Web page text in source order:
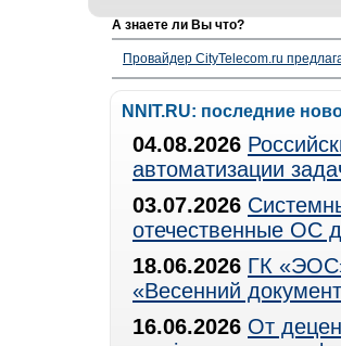
А знаете ли Вы что?
Провайдер CityTelecom.ru
NNIT.RU: последние
04.08.2026
автоматизации
03.07.2026
отечественные ОС
18.06.2026 ГК
«Весенний
16.06.2026 От